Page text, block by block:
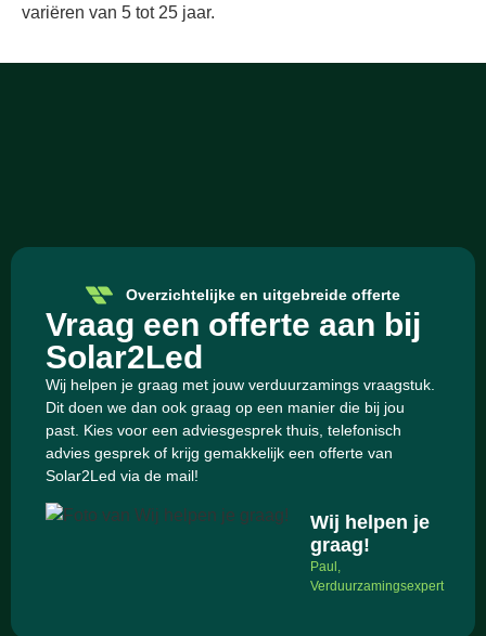
variëren van 5 tot 25 jaar.
Overzichtelijke en uitgebreide offerte
Vraag een offerte aan bij
Solar2Led
Wij helpen je graag met jouw verduurzamings vraagstuk.
Dit doen we dan ook graag op een manier die bij jou
past. Kies voor een adviesgesprek thuis, telefonisch
advies gesprek of krijg gemakkelijk een offerte van
Solar2Led via de mail!
Wij helpen je
graag!
Paul,
Verduurzamingsexpert